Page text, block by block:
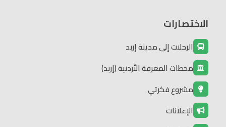
الاختصارات
الرحلات إلى مدينة إربد
محطات المعرفة الأردنية (إربد)
مشروع فكرتي
الإعلانات